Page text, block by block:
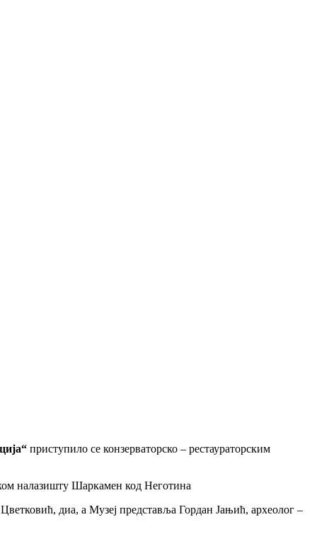
приступило се конзерваторско – рестаураторским
налазишту Шаркамен код Неготина
диа, а Музеј представља Гордан Јањић, археолог –